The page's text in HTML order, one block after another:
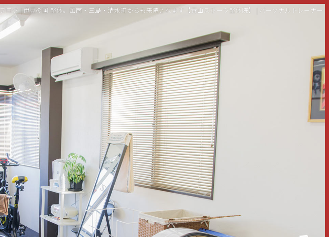
ブログ | 伊豆の国 整体。函南・三島・清水町からも来院されます【青山スポーツ整体院】 | パーソナルトレーナー